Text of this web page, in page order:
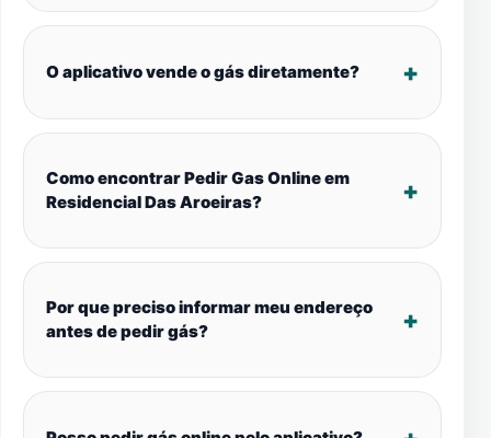
O aplicativo vende o gás diretamente?
Como encontrar Pedir Gas Online em
Residencial Das Aroeiras?
Por que preciso informar meu endereço
antes de pedir gás?